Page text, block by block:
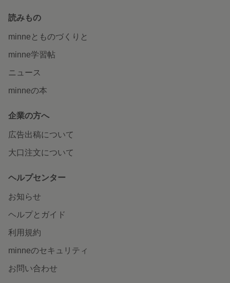
読みもの
minneとものづくりと
minne学習帖
ニュース
minneの本
企業の方へ
広告出稿について
大口注文について
ヘルプセンター
お知らせ
ヘルプとガイド
利用規約
minneのセキュリティ
お問い合わせ